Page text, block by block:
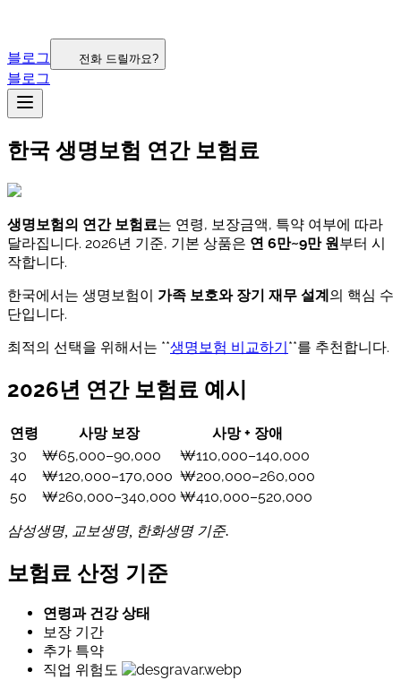
블로그 전화 드릴까요?
블로그
한국 생명보험 연간 보험료
생명보험의 연간 보험료는 연령, 보장금액, 특약 여부에 따라
달라집니다. 2026년 기준, 기본 상품은 연 6만~9만 원부터 시
작합니다.
한국에서는 생명보험이 가족 보호와 장기 재무 설계의 핵심 수
단입니다.
최적의 선택을 위해서는 **생명보험 비교하기**를 추천합니다.
2026년 연간 보험료 예시
연령 사망 보장
사망 + 장애
30
₩65,000–90,000
₩110,000–140,000
40
₩120,000–170,000 ₩200,000–260,000
50
₩260,000–340,000 ₩410,000–520,000
삼성생명, 교보생명, 한화생명 기준.
보험료 산정 기준
연령과 건강 상태
보장 기간
추가 특약
직업 위험도